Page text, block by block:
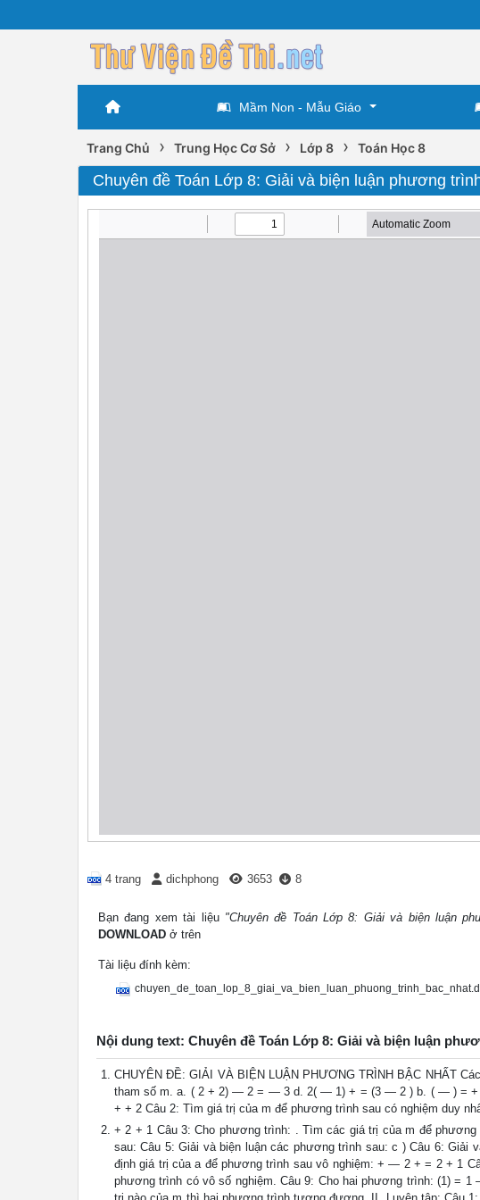
Mầm Non - Mẫu Giáo
Trang Chủ › Trung Học Cơ Sở › Lớp 8 › Toán Học 8
Chuyên đề Toán Lớp 8: Giải và biện luận phương
4 trang dichphong 3653 8
Bạn đang xem tài liệu "Chuyên đề Toán Lớp 8: Giải và biện luận
DOWNLOAD ở trên
Tài liệu đính kèm:
Nội dung text: Chuyên đề Toán Lớp 8: Giải và biện luận
CHUYÊN ĐỀ: GIẢI VÀ BIỆN LUẬN PHƯƠNG TRÌNH BẬC NHẤT
tham số m. a. ( 2 + 2) ― 2 = ― 3 d. 2( ― 1) + = (3 ― 2 ) b. ( ― ) =
+ + 2 Câu 2: Tìm giá trị của m để phương trình sau có nghiệm duy
+ 2 + 1 Câu 3: Cho phương trình: . Tìm các giá trị của m để
sau: Câu 5: Giải và biện luận các phương trình sau: c ) Câu 6:
định giá trị của a để phương trình sau vô nghiệm: + ― 2 + = 2 + 1
phương trình có vô số nghiệm. Câu 9: Cho hai phương trình: (1)